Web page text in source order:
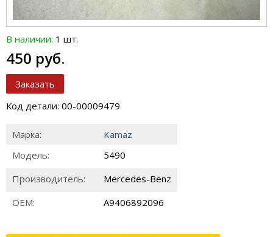
В наличии: 1 шт.
450 руб.
Заказать
Код детали: 00-00009479
Марка:
Kamaz
Модель:
5490
Производитель:
Mercedes-Benz
ОЕМ:
A9406892096